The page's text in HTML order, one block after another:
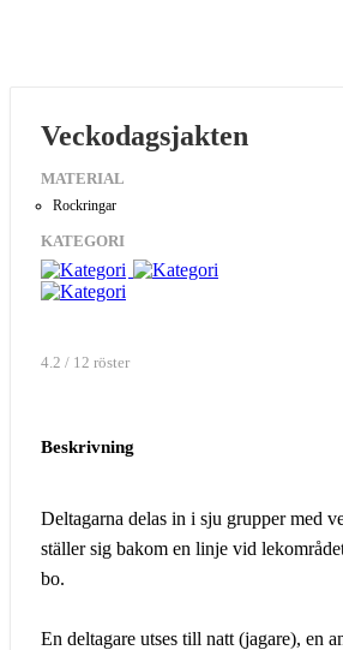
Veckodagsjakten
MATERIAL
Rockringar
KATEGORI
4.2 / 12 röster
Beskrivning
Deltagarna delas in i sju grupper med
ställer sig bakom en linje vid
bo.
En deltagare utses till natt (jagare), en